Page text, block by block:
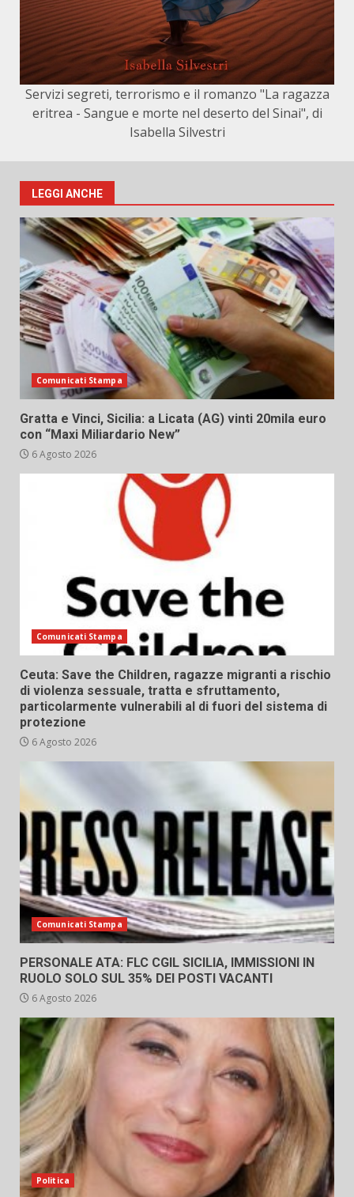
Servizi segreti, terrorismo e il romanzo "La ragazza
eritrea - Sangue e morte nel deserto del Sinai", di
Isabella Silvestri
LEGGI ANCHE
Comunicati Stampa
Gratta e Vinci, Sicilia: a Licata (AG) vinti 20mila euro
con “Maxi Miliardario New”
6 Agosto 2026
Comunicati Stampa
Ceuta: Save the Children, ragazze migranti a rischio
di violenza sessuale, tratta e sfruttamento,
particolarmente vulnerabili al di fuori del sistema di
protezione
6 Agosto 2026
Comunicati Stampa
PERSONALE ATA: FLC CGIL SICILIA, IMMISSIONI IN
RUOLO SOLO SUL 35% DEI POSTI VACANTI
6 Agosto 2026
Politica